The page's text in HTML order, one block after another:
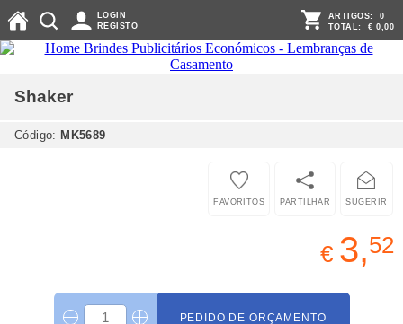
LOGIN
REGISTO
ARTIGOS: 0
TOTAL: € 0,00
Shaker
Código: MK5689
SUGERIR
PARTILHAR
FAVORITOS
€ 3,52
PEDIDO DE ORÇAMENTO